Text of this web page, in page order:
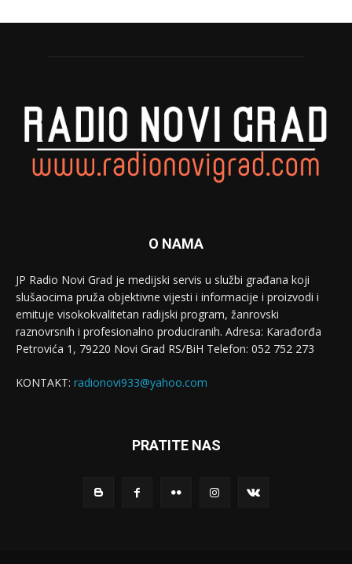
O NAMA
JP Radio Novi Grad je medijski servis u službi građana koji
slušaocima pruža objektivne vijesti i informacije i proizvodi i
emituje visokokvalitetan radijski program, žanrovski
raznovrsnih i profesionalno produciranih. Adresa: Кarađorđa
Petrovića 1, 79220 Novi Grad RS/BiH Telefon: 052 752 273
KONTAKT: radionovi933@yahoo.com
PRATITE NAS